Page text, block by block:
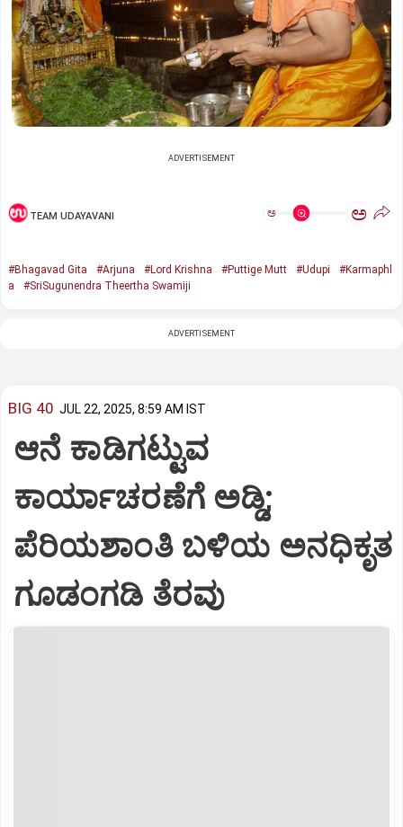
ADVERTISEMENT
TEAM UDAYAVANI ಅ ಅ
#Bhagavad Gita #Arjuna #Lord Krishna #Puttige Mutt #Udupi
#Karmaphl
a
#SriSugunendra Theertha Swamiji
ADVERTISEMENT
BIG 40 JUL 22, 2025, 8:59 AM IST
ಆನೆ ಕಾಡಿಗಟ್ಟುವ
ಕಾರ್ಯಾಚರಣೆಗೆ ಅಡ್ಡಿ;
ಪೆರಿಯಶಾಂತಿ ಬಳಿಯ ಅನಧಿಕೃತ
ಗೂಡಂಗಡಿ ತೆರವು